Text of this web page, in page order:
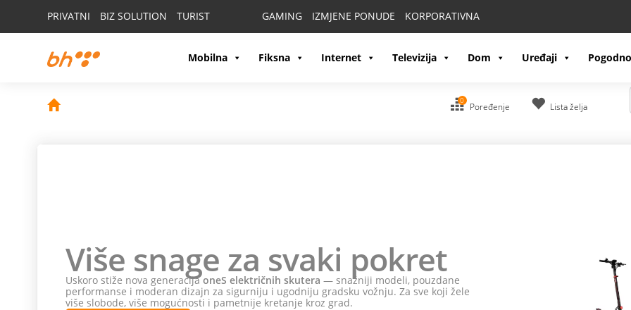
PRIVATNI BIZ SOLUTION TURIST GAMING IZMJENE PONUDE KORPORATIVNA
Mobilna Fiksna Internet Televizija Dom Uređaji
0
Poređenje Lista želja
Više snage za svaki pokret
Uskoro stiže nova generacijaoneS električnih skutera — snažniji modeli, pouzdane
performanse i moderan dizajn za sigurniju i ugodniju gradsku vožnju. Za sve koji žele
više slobode, više mogućnosti i pametnije kretanje kroz grad.